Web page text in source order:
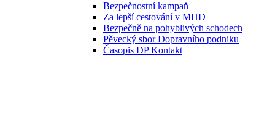
Bezpečnostní kampaň
Za lepší cestování v MHD
Bezpečně na pohyblivých schodech
Pěvecký sbor Dopravního podniku
Časopis DP Kontakt